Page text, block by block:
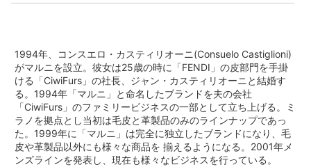
1994年、コンスエロ・カスティリオーニ(Consuelo Castiglioni)
がマルニを設立。彼女は25歳の時に「FENDI」の皮部門を手掛
ける「CiwiFurs」の社長、ジャン・カスティリオーニと結婚す
る。1994年「マルニ」と命名したブランドを夫の会社
「CiwiFurs」のファミリービジネスの一部として立ち上げる。ミ
ラノを拠点とし当初は毛皮と革製品のみのラインナップであっ
た。1999年に「マルニ」は完全に独立したブランドになり、毛
皮や革製品以外にも様々な商品を 揃えるようになる。2001年メ
ンズラインを発表し、現在も様々なビジネスを行っている。